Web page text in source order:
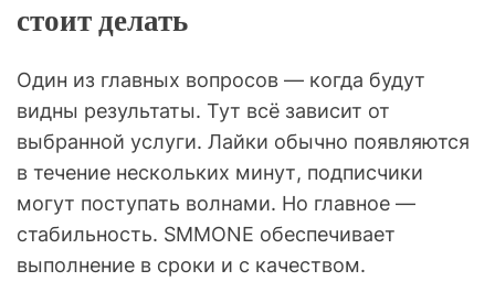
стоит делать
Один из главных вопросов — когда будут
видны результаты. Тут всё зависит от
выбранной услуги. Лайки обычно появляются
в течение нескольких минут, подписчики
могут поступать волнами. Но главное —
стабильность. SMMONE обеспечивает
выполнение в сроки и с качеством.